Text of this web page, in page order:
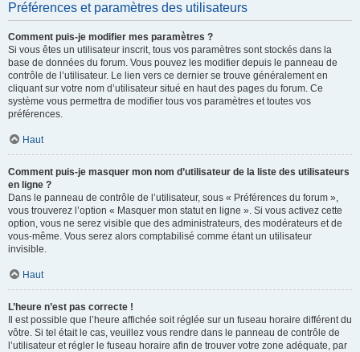
Préférences et paramètres des utilisateurs
Comment puis-je modifier mes paramètres ?
Si vous êtes un utilisateur inscrit, tous vos paramètres sont stockés dans la
base de données du forum. Vous pouvez les modifier depuis le panneau de
contrôle de l’utilisateur. Le lien vers ce dernier se trouve généralement en
cliquant sur votre nom d’utilisateur situé en haut des pages du forum. Ce
système vous permettra de modifier tous vos paramètres et toutes vos
préférences.
Haut
Comment puis-je masquer mon nom d’utilisateur de la liste des utilisateurs
en ligne ?
Dans le panneau de contrôle de l’utilisateur, sous « Préférences du forum »,
vous trouverez l’option « Masquer mon statut en ligne ». Si vous activez cette
option, vous ne serez visible que des administrateurs, des modérateurs et de
vous-même. Vous serez alors comptabilisé comme étant un utilisateur
invisible.
Haut
L’heure n’est pas correcte !
Il est possible que l’heure affichée soit réglée sur un fuseau horaire différent du
vôtre. Si tel était le cas, veuillez vous rendre dans le panneau de contrôle de
l’utilisateur et régler le fuseau horaire afin de trouver votre zone adéquate, par